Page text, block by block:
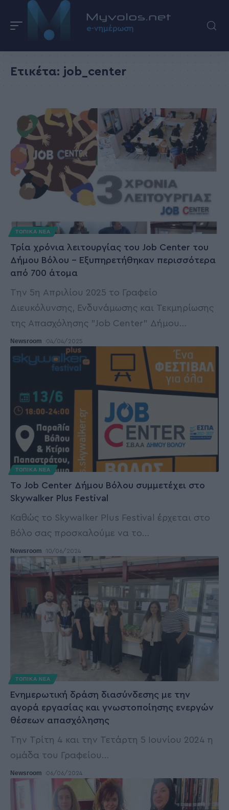
Ετικέτα: job_center
ΤΟΠΙΚΑ ΝΕΑ
Τρία χρόνια λειτουργίας του Job Center του
Δήμου Βόλου – Εξυπηρετήθηκαν περισσότερα
από 700 άτομα
Την 5η Απριλίου 2025 το Γραφείο
Διευκόλυνσης, Ενδυνάμωσης και Τεκμηρίωσης
της Απασχόλησης "Job Center" Δήμου…
Newsroom 04/04/2025
ΤΟΠΙΚΑ ΝΕΑ
Το Job Center Δήμου Βόλου συμμετέχει στο
Skywalker Plus Festival
Καθώς το Skywalker Plus Festival έρχεται στο
Βόλο σας προσκαλούμε να το
Newsroom 10/06/2024
ΤΟΠΙΚΑ ΝΕΑ
Ενημερωτική δράση διασύνδεσης με την
αγορά εργασίας και γνωστοποίησης ενεργών
θέσεων απασχόλησης
Την Τρίτη 4 και την Τετάρτη 5 Ιουνίου 2024 η
ομάδα του Γραφείου…
Newsroom 06/06/2024